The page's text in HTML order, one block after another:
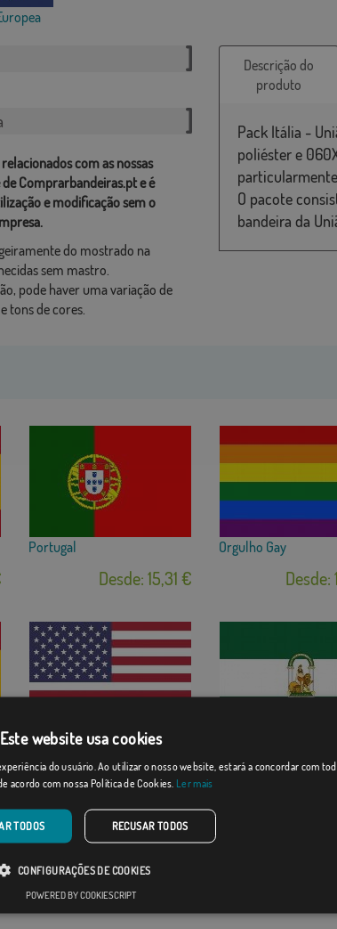
com as nossas
Comprarbandeiras.pt e é
e modificação sem o
do mostrado na
sem mastro.
pode haver uma variação de
tons de cores.
Descrição do
produto
Pack Itália -
poliéster e
O pacote
bandeira da
Portugal
Desde: 15,31 €
Orgulho Gay
Desde:
Estados Unidos
Desde: 15,31 € Desde:
Este website usa cookies
do usuário. Ao utilizar o nosso website, estará a concordar com
acordo com nossa Política de Cookies. Ler mais
TODOS RECUSAR TODOS
CONFIGURAÇÕES DE COOKIES
POWERED BY COOKIESCRIPT